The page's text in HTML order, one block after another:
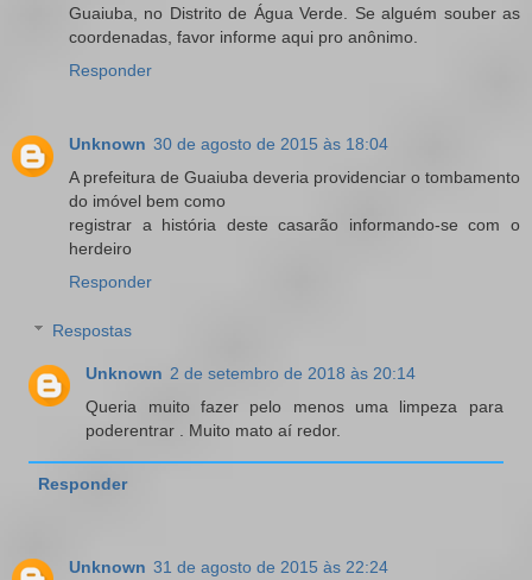
Guaiuba, no Distrito de Água Verde. Se alguém souber as
coordenadas, favor informe aqui pro anônimo.
Responder
Unknown 30 de agosto de 2015 às 18:04
A prefeitura de Guaiuba deveria providenciar o tombamento
do imóvel bem como
registrar a história deste casarão informando-se com o
herdeiro
Responder
Respostas
Unknown 2 de setembro de 2018 às 20:14
Queria muito fazer pelo menos uma limpeza para
poderentrar . Muito mato aí redor.
Responder
Unknown 31 de agosto de 2015 às 22:24